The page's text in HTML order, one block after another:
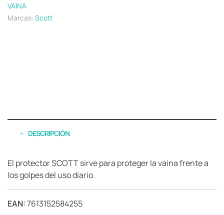
VAINA
Marcas: Scott
DESCRIPCIÓN
El protector SCOTT sirve para proteger la vaina frente a
los golpes del uso diario.
EAN:7613152584255